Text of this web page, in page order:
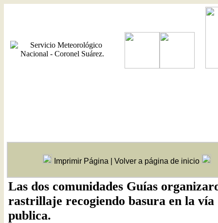
Imprimir Página Volver a página de inicio
Las dos comunidades Guías
rastrillaje recogiendo basura en la vía
publica.